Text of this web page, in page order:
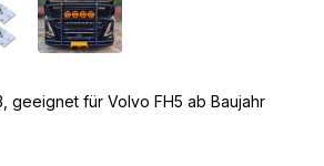
geeignet für Volvo FH5 ab Baujahr